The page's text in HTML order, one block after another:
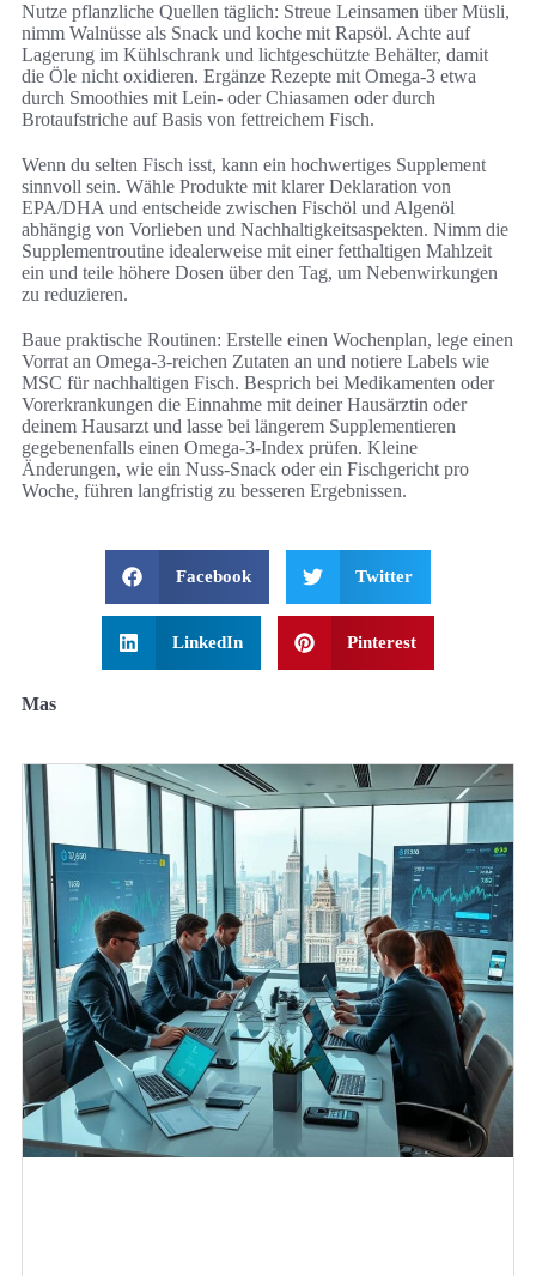
Nutze pflanzliche Quellen täglich: Streue Leinsamen über Müsli,
nimm Walnüsse als Snack und koche mit Rapsöl. Achte auf
Lagerung im Kühlschrank und lichtgeschützte Behälter, damit
die Öle nicht oxidieren. Ergänze Rezepte mit Omega-3 etwa
durch Smoothies mit Lein- oder Chiasamen oder durch
Brotaufstriche auf Basis von fettreichem Fisch.
Wenn du selten Fisch isst, kann ein hochwertiges Supplement
sinnvoll sein. Wähle Produkte mit klarer Deklaration von
EPA/DHA und entscheide zwischen Fischöl und Algenöl
abhängig von Vorlieben und Nachhaltigkeitsaspekten. Nimm die
Supplementroutine idealerweise mit einer fetthaltigen Mahlzeit
ein und teile höhere Dosen über den Tag, um Nebenwirkungen
zu reduzieren.
Baue praktische Routinen: Erstelle einen Wochenplan, lege einen
Vorrat an Omega-3-reichen Zutaten an und notiere Labels wie
MSC für nachhaltigen Fisch. Besprich bei Medikamenten oder
Vorerkrankungen die Einnahme mit deiner Hausärztin oder
deinem Hausarzt und lasse bei längerem Supplementieren
gegebenenfalls einen Omega-3-Index prüfen. Kleine
Änderungen, wie ein Nuss-Snack oder ein Fischgericht pro
Woche, führen langfristig zu besseren Ergebnissen.
Facebook Twitter
LinkedIn Pinterest
Mas